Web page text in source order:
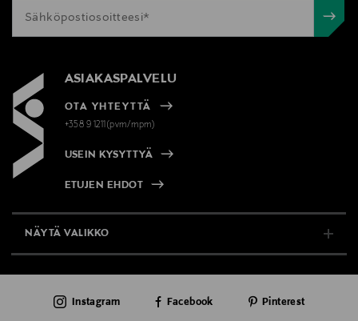
ASIAKASPALVELU
OTA YHTEYTTÄ
+358 9 1211(pvm/mpm)
USEIN KYSYTTYÄ
ETUJEN EHDOT
NÄYTÄ VALIKKO
AJANKOHTAISTA
Instagram Facebook Pinterest